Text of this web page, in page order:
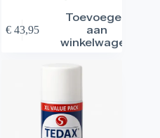
€43,95
Toevoegen
aan
winkelwagen